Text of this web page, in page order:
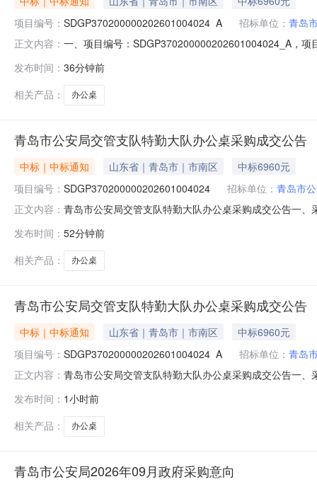
项目编号： SDGP370200000202601004024_A 招标单位： 青岛
正文内容： 一、项目编号：SDGP370200000202601004024_A，
价。经评审，报价有效的供应商为3家，报价情况如下：
发布时间： 36分钟前
相关产品：
办公桌
青岛市公安局交管支队特勤大队办公桌采购成交公告
中标｜中标通知 山东省｜青岛市｜市南区
中标6960元
项目编号： SDGP370200000202601004024 招标单位： 青岛市
正文内容： 青岛市公安局交管支队特勤大队办公桌采购成交公告一
欣亿荣家具有限公司8.0000006960.000000元七、采购
发布时间： 52分钟前
相关产品：
办公桌
青岛市公安局交管支队特勤大队办公桌采购成交公告
中标｜中标通知 山东省｜青岛市｜市南区
中标6960元
项目编号： SDGP370200000202601004024_A 招标单位： 青岛
正文内容： 青岛市公安局交管支队特勤大队办公桌采购成交公告一
欣亿荣家具有限公司8.0000006960.000000元七、采购
发布时间： 1小时前
相关产品：
办公桌
青岛市公安局2026年09月政府采购意向